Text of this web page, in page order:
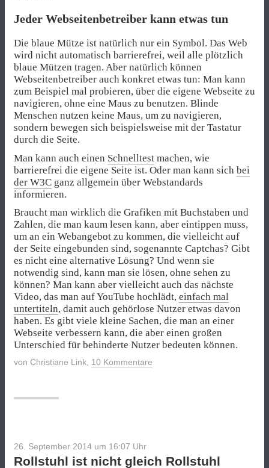
Jeder Webseitenbetreiber kann etwas tun
Die blaue Mütze ist natürlich nur ein Symbol. Das Web
wird nicht automatisch barrierefrei, weil alle plötzlich
blaue Mützen tragen. Aber natürlich können
Webseitenbetreiber auch konkret etwas tun: Man kann
zum Beispiel mal probieren, über die eigene Webseite zu
navigieren, ohne eine Maus zu benutzen. Blinde
Menschen nutzen keine Maus, um zu navigieren,
sondern bewegen sich beispielsweise mit der Tastatur
durch die Seite.
Man kann auch einen Schnelltest machen, wie
barrierefrei die eigene Seite ist. Oder man kann sich bei
der W3C ganz allgemein über Webstandards
informieren.
Braucht man wirklich die Grafiken mit Buchstaben und
Zahlen, die man kaum lesen kann, aber eintippen muss,
um an ein Webangebot zu kommen, die vielleicht auf
der Seite eingebunden sind, sogenannte Captchas? Gibt
es nicht eine alternative Lösung? Und wenn sie
notwendig sind, kann man sie lösen, ohne sehen zu
können? Man kann aber vielleicht auch das nächste
Video, das man auf YouTube hochlädt, einfach mal
untertiteln, damit auch gehörlose Nutzer etwas davon
haben. Es gibt viele kleine Sachen, die man an einer
Webseite verbessern kann, die aber einen großen
Unterschied für behinderte Nutzer bedeuten können.
von Christiane Link 10 Kommentare
26. September 2014 um 16:07 Uhr
Rollstuhl ist nicht gleich Rollstuhl